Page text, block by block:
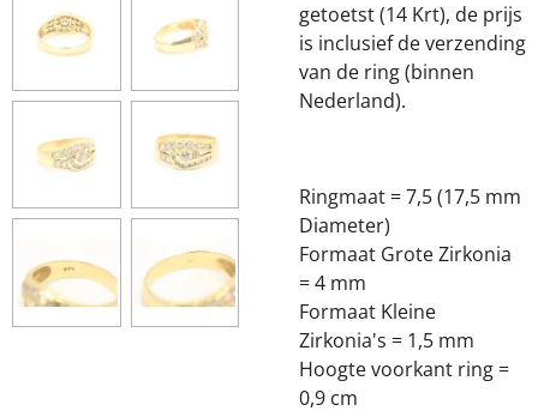
getoetst (14 Krt), de prijs
is inclusief de verzending
van de ring (binnen
Nederland).
Ringmaat = 7,5 (17,5 mm
Diameter)
Formaat Grote Zirkonia
= 4 mm
Formaat Kleine
Zirkonia's = 1,5 mm
Hoogte voorkant ring =
0,9 cm